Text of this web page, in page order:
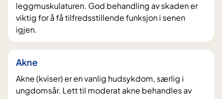
leggmuskulaturen. God behandling av skaden er
viktig for å få tilfredsstillende funksjon i senen
igjen.
Akne
Akne (kviser) er en vanlig hudsykdom, særlig i
ungdomsår. Lett til moderat akne behandles av